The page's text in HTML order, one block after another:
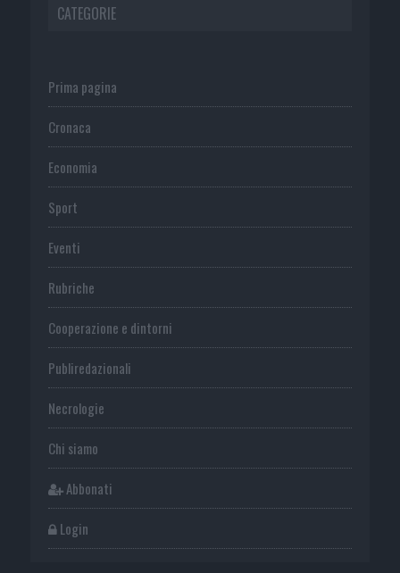
CATEGORIE
Prima pagina
Cronaca
Economia
Sport
Eventi
Rubriche
Cooperazione e dintorni
Publiredazionali
Necrologie
Chi siamo
Abbonati
Login